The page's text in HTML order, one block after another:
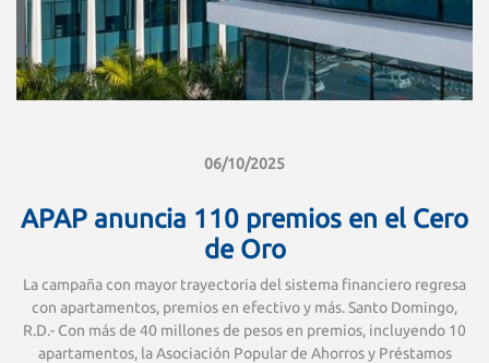
06/10/2025
APAP anuncia 110 premios en el Cero
de Oro
La campaña con mayor trayectoria del sistema financiero regresa
con apartamentos, premios en efectivo y más. Santo Domingo,
R.D.- Con más de 40 millones de pesos en premios, incluyendo 10
apartamentos, la Asociación Popular de Ahorros y Préstamos